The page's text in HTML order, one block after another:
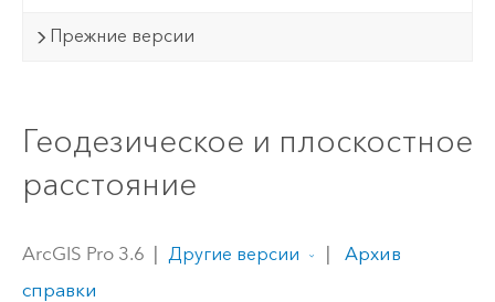
Прежние версии
Геодезическое и плоскостное
расстояние
ArcGIS Pro 3.6 Другие версии
Архив
справки